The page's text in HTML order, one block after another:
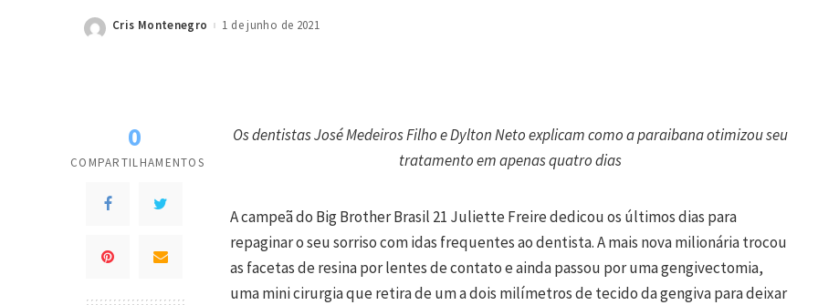
Posted
Cris Montenegro 1 de junho de 2021
0
COMPARTILHAMENTOS
Os dentistas José Medeiros Filho e Dylton Neto explicam como a paraibana otimizou seu
tratamento em apenas quatro dias
A campeã do Big Brother Brasil 21 Juliette Freire dedicou os últimos dias para
repaginar o seu sorriso com idas frequentes ao dentista. A mais nova milionária trocou
as facetas de resina por lentes de contato e ainda passou por uma gengivectomia,
uma mini cirurgia que retira de um a dois milímetros de tecido da gengiva para deixar